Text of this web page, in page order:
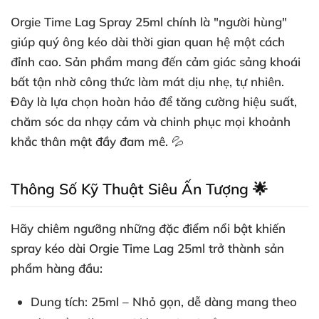
Orgie Time Lag Spray 25ml chính là "người hùng"
giúp quý ông kéo dài thời gian quan hệ một cách
đỉnh cao. Sản phẩm mang đến cảm giác sảng khoái
bất tận nhờ công thức làm mát dịu nhẹ, tự nhiên.
Đây là lựa chọn hoàn hảo để tăng cường hiệu suất,
chăm sóc da nhạy cảm và chinh phục mọi khoảnh
khắc thân mật đầy đam mê. 💦
Thông Số Kỹ Thuật Siêu Ấn Tượng 🌟
Hãy chiêm ngưỡng những đặc điểm nổi bật khiến
spray kéo dài Orgie Time Lag 25ml trở thành sản
phẩm hàng đầu:
Dung tích: 25ml – Nhỏ gọn, dễ dàng mang theo